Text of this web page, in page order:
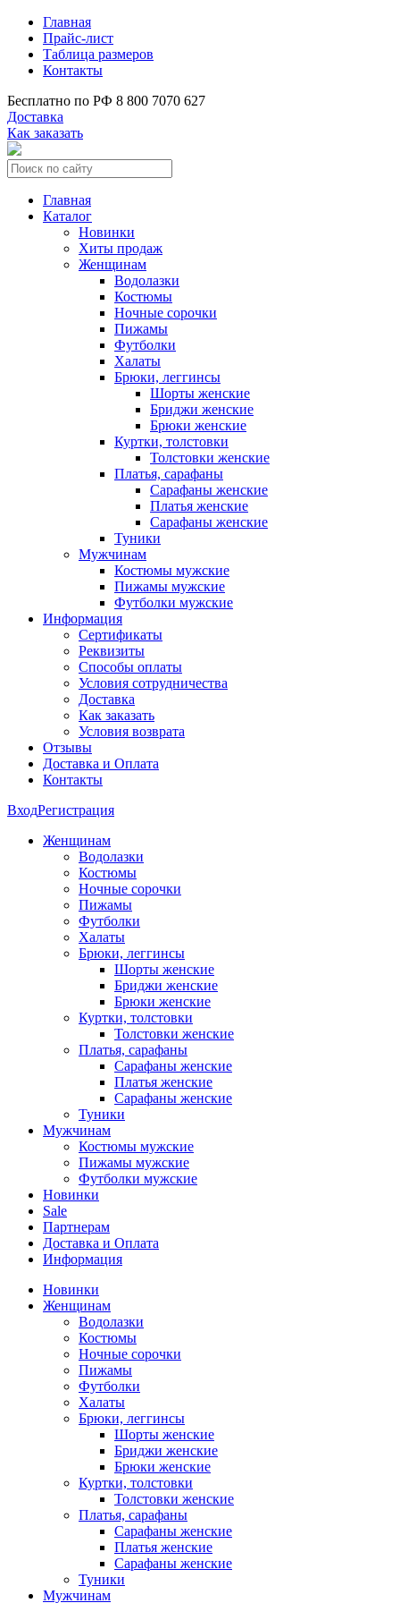
Главная
Прайс-лист
Таблица размеров
Контакты
Бесплатно по РФ 8 800 7070 627
Доставка
Как заказать
Главная
Каталог
Новинки
Хиты продаж
Женщинам
Водолазки
Костюмы
Ночные сорочки
Пижамы
Футболки
Халаты
Брюки, леггинсы
Шорты женские
Бриджи женские
Брюки женские
Куртки, толстовки
Толстовки женские
Платья, сарафаны
Сарафаны женские
Платья женские
Сарафаны женские
Туники
Мужчинам
Костюмы мужские
Пижамы мужские
Футболки мужские
Информация
Сертификаты
Реквизиты
Способы оплаты
Условия сотрудничества
Доставка
Как заказать
Условия возврата
Отзывы
Доставка и Оплата
Контакты
ВходРегистрация
Женщинам
Водолазки
Костюмы
Ночные сорочки
Пижамы
Футболки
Халаты
Брюки, леггинсы
Шорты женские
Бриджи женские
Брюки женские
Куртки, толстовки
Толстовки женские
Платья, сарафаны
Сарафаны женские
Платья женские
Сарафаны женские
Туники
Мужчинам
Костюмы мужские
Пижамы мужские
Футболки мужские
Новинки
Sale
Партнерам
Доставка и Оплата
Информация
Новинки
Женщинам
Водолазки
Костюмы
Ночные сорочки
Пижамы
Футболки
Халаты
Брюки, леггинсы
Шорты женские
Бриджи женские
Брюки женские
Куртки, толстовки
Толстовки женские
Платья, сарафаны
Сарафаны женские
Платья женские
Сарафаны женские
Туники
Мужчинам